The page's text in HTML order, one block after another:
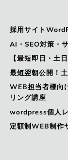
採用サイト
AI・SEO対策・
【最短即日・土
最短翌朝公開！
WEB担当者様向
リング講座
wordpress個人
定額制WEB制作